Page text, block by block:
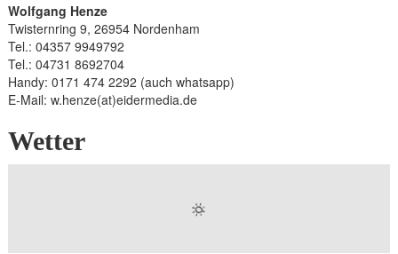
Wolfgang Henze
Twisternring 9, 26954 Nordenham
Tel.: 04357 9949792
Tel.: 04731 8692704
Handy: 0171 474 2292 (auch whatsapp)
E-Mail: w.henze(at)eidermedia.de
Wetter